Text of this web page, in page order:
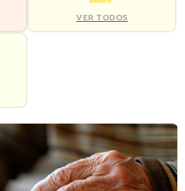
VER TODOS